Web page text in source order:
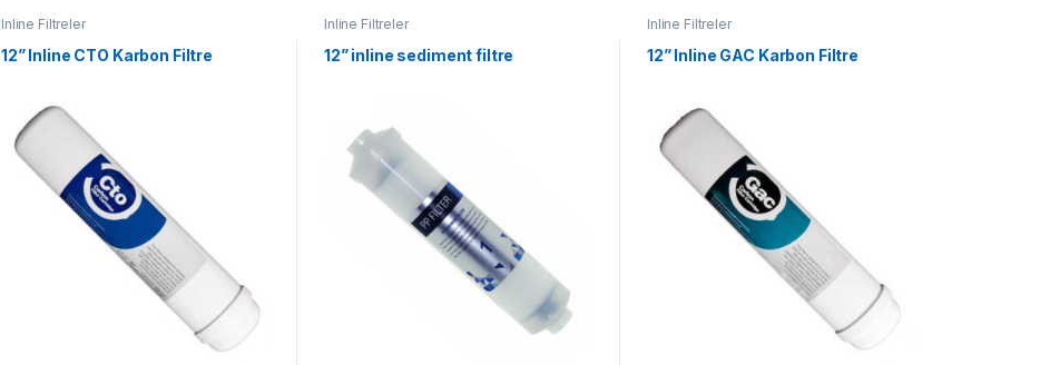
Inline Filtreler
12” Inline CTO Karbon Filtre
Inline Filtreler
12” inline sediment filtre
Inline Filtreler
12” Inline GAC Karbon Filtre